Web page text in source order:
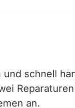
schnell
an.